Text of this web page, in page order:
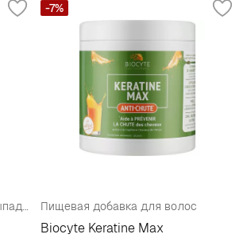
Пищевая добавка против выпадения волос Пищевая добавка для волос
Biocyte Keratine Max
-7%